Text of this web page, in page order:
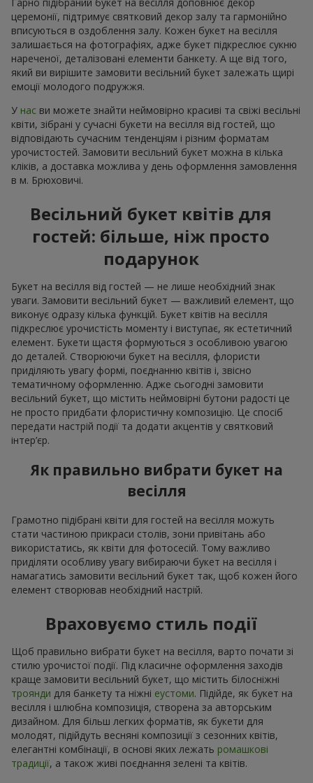
церемонії, підтримує святковий декор залу та гармонійно
вписуються в оздоблення залу. Кожен букет на весілля
залишається на фотографіях, адже букет підкреслює сукню
нареченої, деталізовані елементи банкету. А ще від того,
який ви вирішите замовити весільний букет залежать щирі
емоції молодого подружжя.
У нас ви можете знайти неймовірно красиві та свіжі весільні
квіти, зібрані у сучасні букети на весілля від гостей, що
відповідають сучасним тенденціям і різним форматам
урочистостей. Замовити весільний букет можна в кілька
кліків, а доставка можлива у день оформлення замовлення
в м. Брюховичі.
Весільний букет квітів для
гостей: більше, ніж просто
подарунок
Букет на весілля від гостей — не лише необхідний знак
уваги. Замовити весільний букет — важливий елемент, що
виконує одразу кілька функцій. Букет квітів на весілля
підкреслює урочистість моменту і виступає, як естетичний
елемент. Букети щастя формуються з особливою увагою
до деталей. Створюючи букет на весілля, флористи
приділяють увагу формі, поєднанню квітів і, звісно
тематичному оформленню. Адже сьогодні замовити
весільний букет, що містить неймовірні бутони радості це
не просто придбати флористичну композицію. Це спосіб
передати настрій події та додати акцентів у святковий
інтер’єр.
Як правильно вибрати букет на
весілля
Грамотно підібрані квіти для гостей на весілля можуть
стати частиною прикраси столів, зони привітань або
використатись, як квіти для фотосесій. Тому важливо
приділяти особливу увагу вибираючи букет на весілля і
намагатись замовити весільний букет так, щоб кожен його
елемент створював необхідний настрій.
Враховуємо стиль події
Щоб правильно вибрати букет на весілля, варто почати зі
стилю урочистої події. Під класичне оформлення заходів
краще замовити весільний букет, що містить білосніжні
троянди для банкету та ніжні еустоми. Підійде, як букет на
весілля і шлюбна композиція, створена за авторським
дизайном. Для більш легких форматів, як букети для
молодят, підійдуть весняні композиції з сезонних квітів,
елегантні комбінації, в основі яких лежать ромашкові
традиції, а також живі поєднання зелені та квітів.